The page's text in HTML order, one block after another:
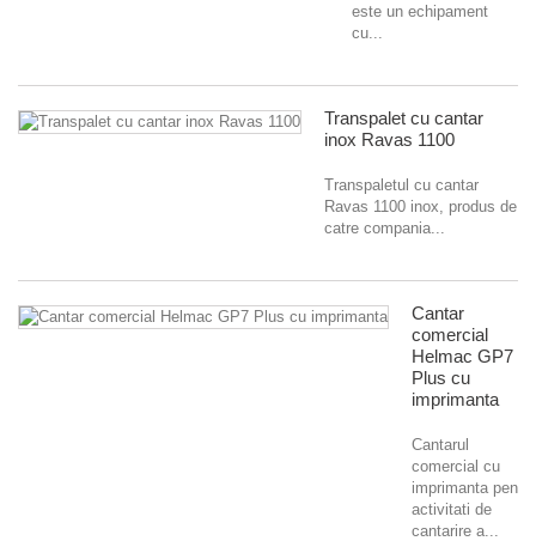
este un echipament
cu...
Transpalet cu cantar
inox Ravas 1100
Transpaletul cu cantar
Ravas 1100 inox, produs de
catre compania...
Cantar
comercial
Helmac GP7
Plus cu
imprimanta
Cantarul
comercial cu
imprimanta pentru
activitati de
cantarire a...